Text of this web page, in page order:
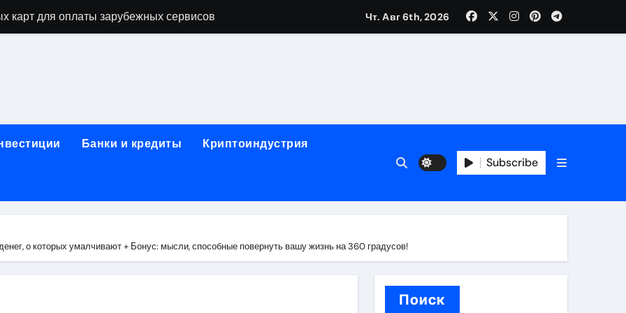
карт для оплаты зарубежных сервисов
документы и риски
ПТС онлайн на карту без визита в офис
как превратить жильё в идеальное пространство
качества
1С
сравнение строительных норм России и Беларуси
Чт. Авг 6th, 2026
Банки и кредиты Криптоиндустрия
Subscribe
о которых умалчивают + Бонус: мысли, способные повернуть вашу жизнь на 360 градусов!
Поиск